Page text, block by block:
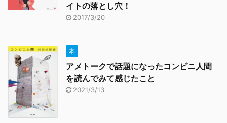
イトの落とし穴！
2017/3/20
本
アメトークで話題になったコンビニ人間
を読んでみて感じたこと
2021/3/13